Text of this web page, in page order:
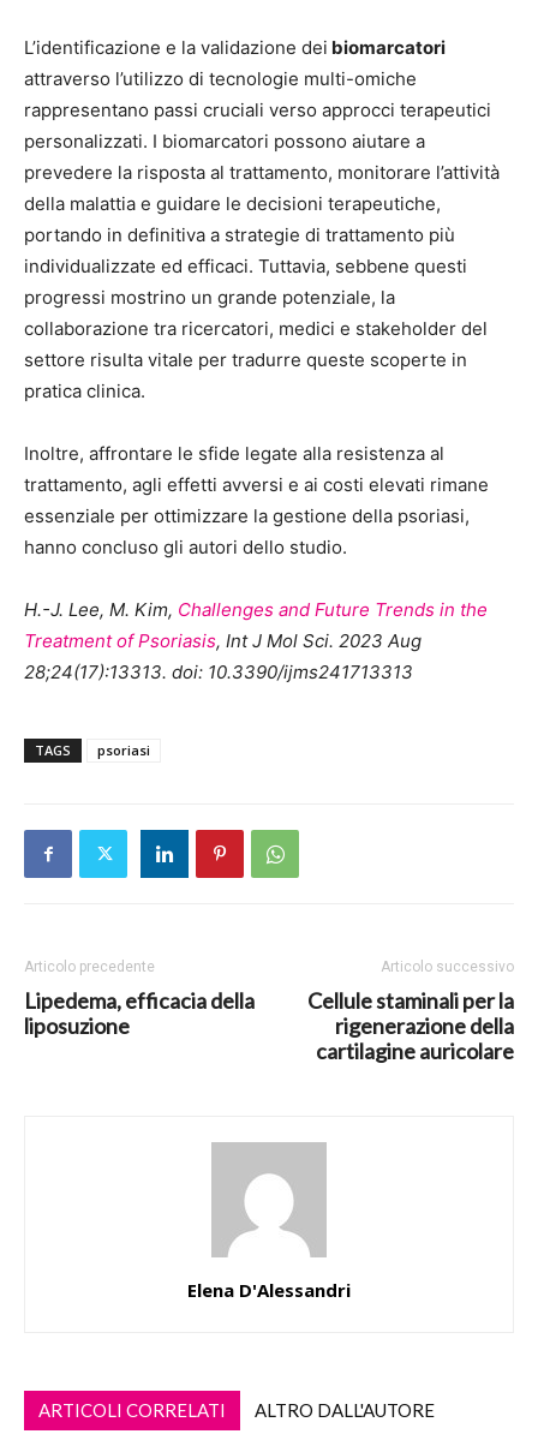
L’identificazione e la validazione dei biomarcatori
attraverso l’utilizzo di tecnologie multi-omiche
rappresentano passi cruciali verso approcci terapeutici
personalizzati. I biomarcatori possono aiutare a
prevedere la risposta al trattamento, monitorare l’attività
della malattia e guidare le decisioni terapeutiche,
portando in definitiva a strategie di trattamento più
individualizzate ed efficaci. Tuttavia, sebbene questi
progressi mostrino un grande potenziale, la
collaborazione tra ricercatori, medici e stakeholder del
settore risulta vitale per tradurre queste scoperte in
pratica clinica.
Inoltre, affrontare le sfide legate alla resistenza al
trattamento, agli effetti avversi e ai costi elevati rimane
essenziale per ottimizzare la gestione della psoriasi,
hanno concluso gli autori dello studio.
H.-J. Lee, M. Kim, Challenges and Future Trends in the
Treatment of Psoriasis, Int J Mol Sci. 2023 Aug
28;24(17):13313. doi: 10.3390/ijms241713313
TAGS psoriasi
Articolo precedente
Lipedema, efficacia della
liposuzione
Articolo successivo
Cellule staminali per la
rigenerazione della
cartilagine auricolare
Elena D'Alessandri
ARTICOLI CORRELATI ALTRO DALL'AUTORE